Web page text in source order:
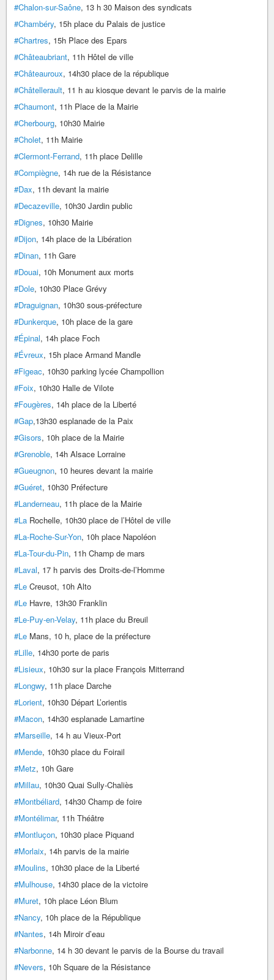
#Chalon-sur-Saône, 13 h 30 Maison des syndicats
#Chambéry, 15h place du Palais de justice
#Chartres, 15h Place des Epars
#Châteaubriant, 11h Hôtel de ville
#Châteauroux, 14h30 place de la république
#Châtellerault, 11 h au kiosque devant le parvis de la mairie
#Chaumont, 11h Place de la Mairie
#Cherbourg, 10h30 Mairie
#Cholet, 11h Mairie
#Clermont-Ferrand, 11h place Delille
#Compiègne, 14h rue de la Résistance
#Dax, 11h devant la mairie
#Decazeville, 10h30 Jardin public
#Dignes, 10h30 Mairie
#Dijon, 14h place de la Libération
#Dinan, 11h Gare
#Douai, 10h Monument aux morts
#Dole, 10h30 Place Grévy
#Draguignan, 10h30 sous-préfecture
#Dunkerque, 10h place de la gare
#Épinal, 14h place Foch
#Évreux, 15h place Armand Mandle
#Figeac, 10h30 parking lycée Champollion
#Foix, 10h30 Halle de Vilote
#Fougères, 14h place de la Liberté
#Gap,13h30 esplanade de la Paix
#Gisors, 10h place de la Mairie
#Grenoble, 14h Alsace Lorraine
#Gueugnon, 10 heures devant la mairie
#Guéret, 10h30 Préfecture
#Landerneau, 11h place de la Mairie
#La Rochelle, 10h30 place de l’Hôtel de ville
#La-Roche-Sur-Yon, 10h place Napoléon
#La-Tour-du-Pin, 11h Champ de mars
#Laval, 17 h parvis des Droits-de-l’Homme
#Le Creusot, 10h Alto
#Le Havre, 13h30 Franklin
#Le-Puy-en-Velay, 11h place du Breuil
#Le Mans, 10 h, place de la préfecture
#Lille, 14h30 porte de paris
#Lisieux, 10h30 sur la place François Mitterrand
#Longwy, 11h place Darche
#Lorient, 10h30 Départ L’orientis
#Macon, 14h30 esplanade Lamartine
#Marseille, 14 h au Vieux-Port
#Mende, 10h30 place du Foirail
#Metz, 10h Gare
#Millau, 10h30 Quai Sully-Chaliès
#Montbéliard, 14h30 Champ de foire
#Montélimar, 11h Théâtre
#Montluçon, 10h30 place Piquand
#Morlaix, 14h parvis de la mairie
#Moulins, 10h30 place de la Liberté
#Mulhouse, 14h30 place de la victoire
#Muret, 10h place Léon Blum
#Nancy, 10h place de la République
#Nantes, 14h Miroir d’eau
#Narbonne, 14 h 30 devant le parvis de la Bourse du travail
#Nevers, 10h Square de la Résistance